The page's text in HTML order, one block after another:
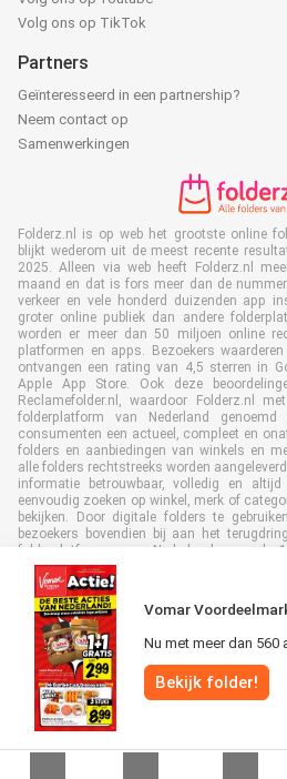
Vomar
Nu met meer dan 560
Bekijk folder!
Volg ons op TikTok
Partners
Geïnteresseerd in een partnership?
Neem contact op
Samenwerkingen
Folderz.nl is op web het grootste online
blijkt wederom uit de meest recente
2025. Alleen via web heeft Folderz.nl
maand en dat is fors meer dan de
verkeer en vele honderd duizenden app
groter online publiek dan andere
worden er meer dan 50 miljoen online
platformen en apps. Bezoekers
ontvangen een rating van 4,5 sterren in
Apple App Store. Ook deze
Reclamefolder.nl, waardoor Folderz.nl
folderplatform van Nederland
consumenten een actueel, compleet en
folders en aanbiedingen van winkels en
alle folders rechtstreeks worden
informatie betrouwbaar, volledig en altijd
eenvoudig zoeken op winkel, merk of
bekijken. Door digitale folders te
bezoekers bovendien bij aan het
folderplatform van Nederland en al
folderpublicaties, heeft Folderz.nl
met retailers en merken. Hierdoor zijn we
speler in de digitale foldermarkt.
Alle rechten voorbehouden © Folderz.nl